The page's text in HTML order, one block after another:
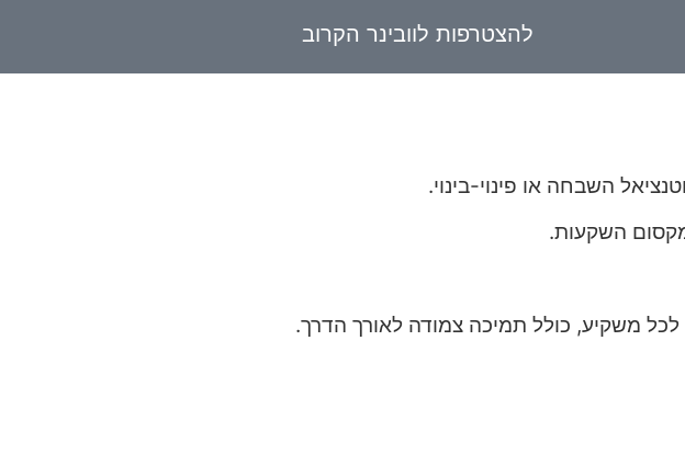
להצטרפות לוובינר הקרוב
השבחה או פינוי-בינוי.
השקעות.
משקיע, כולל תמיכה צמודה לאורך הדרך.